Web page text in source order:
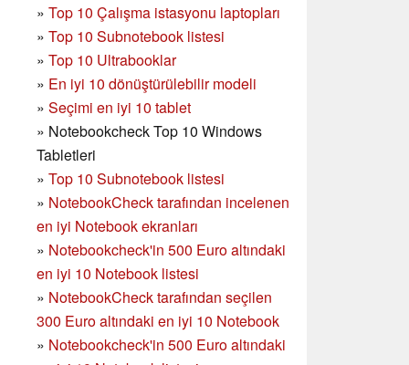
» Top 10 Çalışma istasyonu laptopları
» Top 10 Subnotebook listesi
» Top 10 Ultrabooklar
» En iyi 10 dönüştürülebilir modeli
» Seçimi en iyi 10 tablet
» Notebookcheck Top 10 Windows
Tabletleri
» Top 10 Subnotebook listesi
» NotebookCheck tarafından incelenen
en iyi Notebook ekranları
» Notebookcheck'in 500 Euro altındaki
en iyi 10 Notebook listesi
» NotebookCheck tarafından seçilen
300 Euro altındaki en iyi 10 Notebook
» Notebookcheck'in 500 Euro altındaki